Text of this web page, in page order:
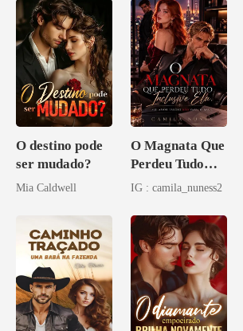
O destino pode
ser mudado?
Mia Caldwell
O Magnata Que
Perdeu Tudo
Inclusive Ela
IG : camila_nuness2